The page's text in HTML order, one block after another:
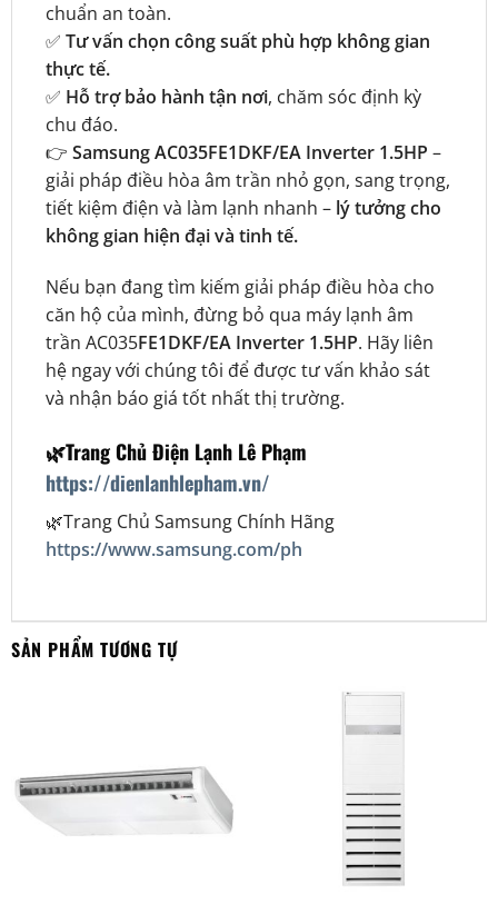
chuẩn an toàn.
✅ Tư vấn chọn công suất phù hợp không gian
thực tế.
✅ Hỗ trợ bảo hành tận nơi, chăm sóc định kỳ
chu đáo.
👉 Samsung AC035FE1DKF/EA Inverter 1.5HP –
giải pháp điều hòa âm trần nhỏ gọn, sang trọng,
tiết kiệm điện và làm lạnh nhanh – lý tưởng cho
không gian hiện đại và tinh tế.
Nếu bạn đang tìm kiếm giải pháp điều hòa cho
căn hộ của mình, đừng bỏ qua máy lạnh âm
trần AC035FE1DKF/EA Inverter 1.5HP. Hãy liên
hệ ngay với chúng tôi để được tư vấn khảo sát
và nhận báo giá tốt nhất thị trường.
🌿Trang Chủ Điện Lạnh Lê Phạm
https://dienlanhlepham.vn/
🌿Trang Chủ Samsung Chính Hãng
https://www.samsung.com/ph
SẢN PHẨM TƯƠNG TỰ